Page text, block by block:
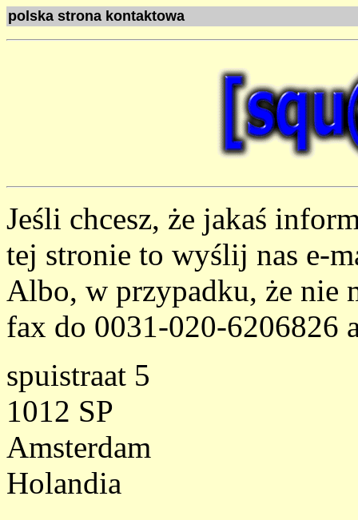
polska strona kontaktowa
Jeśli chcesz, że jakaś
tej stronie to wyślij nas e-
Albo, w przypadku, że nie
fax do 0031-020-6206826
spuistraat 5
1012 SP
Amsterdam
Holandia